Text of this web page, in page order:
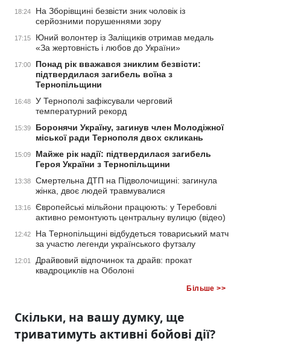
18:24
На Зборівщині безвісти зник чоловік із
серйозними порушеннями зору
17:15
Юний волонтер із Заліщиків отримав медаль
«За жертовність і любов до України»
17:00
Понад рік вважався зниклим безвісти:
підтвердилася загибель воїна з
Тернопільщини
16:48
У Тернополі зафіксували черговий
температурний рекорд
15:39
Боронячи Україну, загинув член Молодіжної
міської ради Тернополя двох скликань
15:09
Майже рік надії: підтвердилася загибель
Героя України з Тернопільщини
13:38
Смертельна ДТП на Підволочищині: загинула
жінка, двоє людей травмувалися
13:16
Європейські мільйони працюють: у Теребовлі
активно ремонтують центральну вулицю (відео)
12:42
На Тернопільщині відбудеться товариський матч
за участю легенди українського футзалу
12:01
Драйвовий відпочинок та драйв: прокат
квадроциклів на Оболоні
Більше >>
Скільки, на вашу думку, ще
триватимуть активні бойові дії?